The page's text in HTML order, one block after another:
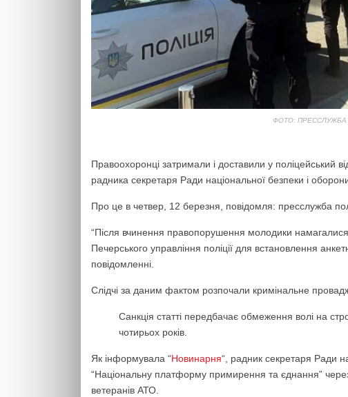
ФОТО: ПРЕССЛУЖБА
Правоохоронці затримали і доставили у поліцейський
радника секретаря Ради національної безпеки і
Про це в четвер, 12 березня, повідомля: пресслужба
“Після вчинення правопорушення молодики
Печерського управління поліції для встановлення
повідомленні.
Слідчі за даним фактом розпочали кримінальне
Санкція статті передбачає обмеження волі на
чотирьох років.
Як інформувала “Новинарня“, радник секретаря Ради
“Національну платформу примирення та єднання” через
ветеранів АТО.